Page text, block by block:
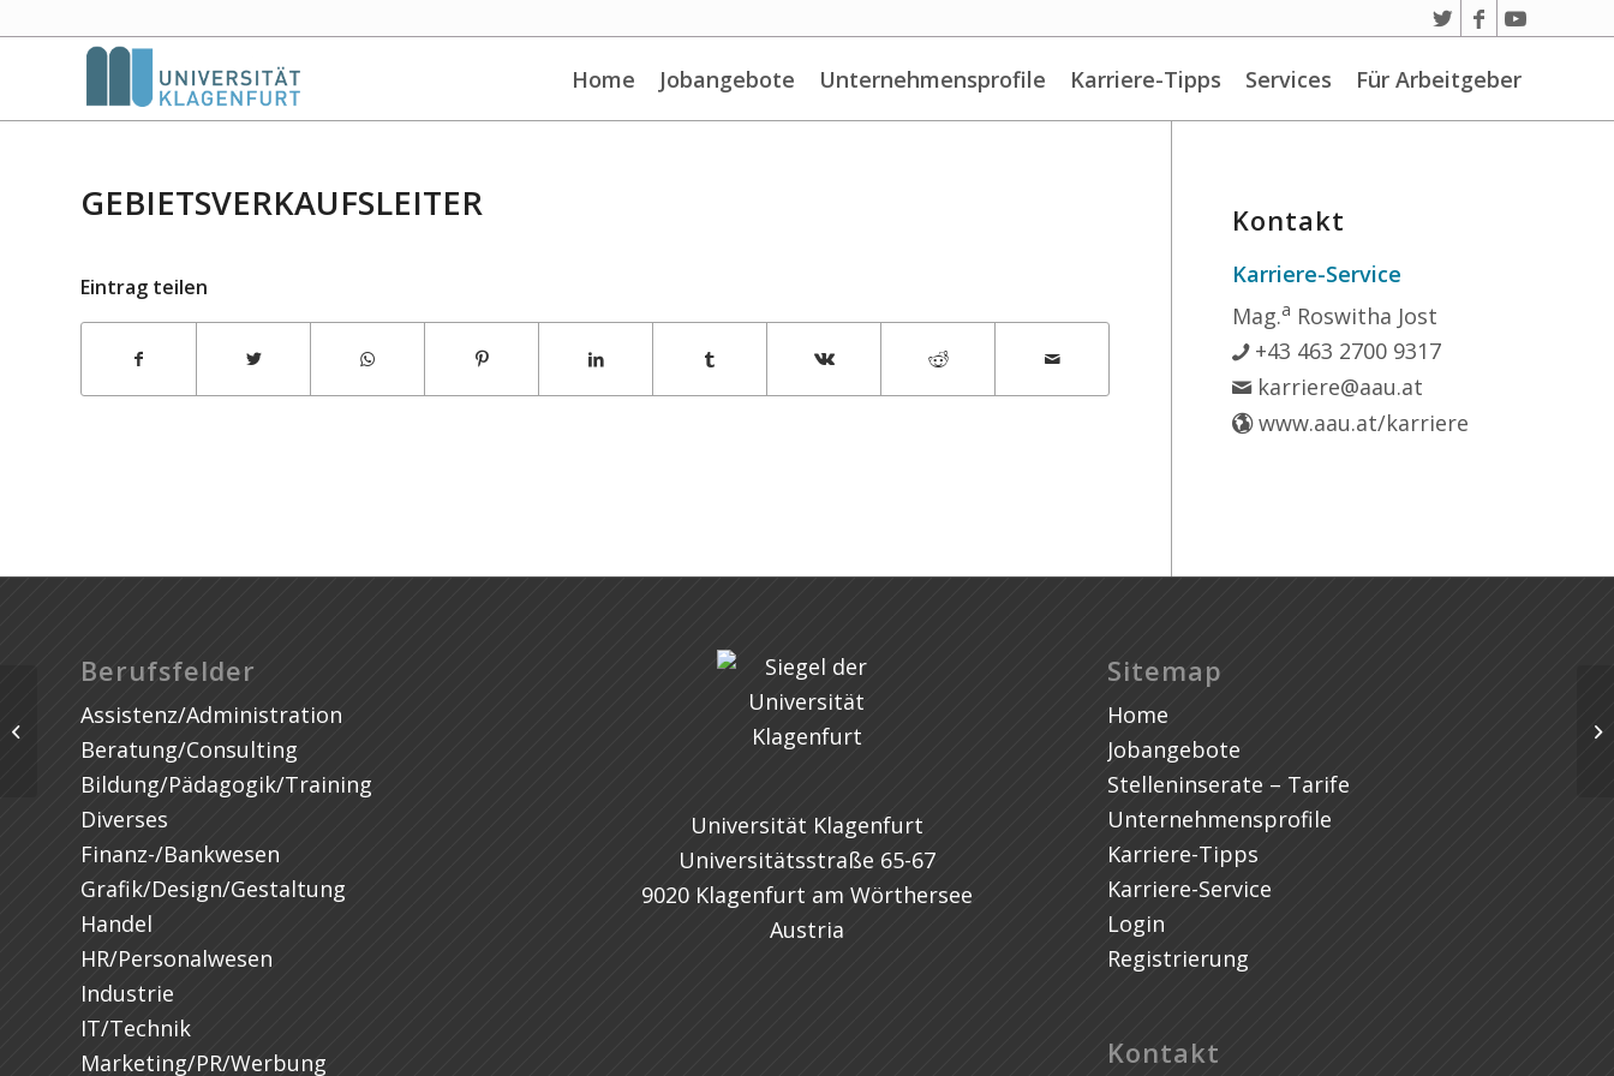
Home Jobangebote Unternehmensprofile Karriere-Tipps Services Für Arbeitgeber
GEBIETSVERKAUFSLEITER
Eintrag teilen
Kontakt
Karriere-Service
Mag.a Roswitha Jost
+43 463 2700 9317
karriere@aau.at
www.aau.at/karriere
Berufsfelder
Assistenz/Administration
Beratung/Consulting
Bildung/Pädagogik/Training
Diverses
Finanz-/Bankwesen
Grafik/Design/Gestaltung
Handel
HR/Personalwesen
Industrie
IT/Technik
Marketing/PR/Werbung
Universität Klagenfurt
Universitätsstraße 65-67
9020 Klagenfurt am Wörthersee
Austria
Sitemap
Home
Jobangebote
Stelleninserate – Tarife
Unternehmensprofile
Karriere-Tipps
Karriere-Service
Login
Registrierung
Kontakt